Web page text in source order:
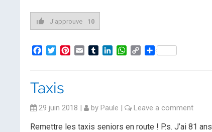
J'approuve 10
Facebook
TwitterPinterest
Email TumblrLinkedInWhatsApp
CopyPartager
Taxis
29 juin 2018 | by Paule | Leave a comment
Remettre les taxis seniors en route ! P.s. J’ai 81 ans